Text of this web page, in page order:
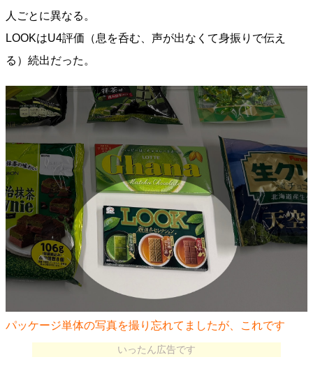
人ごとに異なる。
LOOKはU4評価（息を呑む、声が出なくて身振りで伝え
る）続出だった。
パッケージ単体の写真を撮り忘れてましたが、これです
いったん広告です